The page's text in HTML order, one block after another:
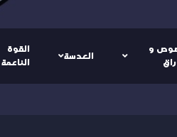
و
العدسة
القوة
الناعمة